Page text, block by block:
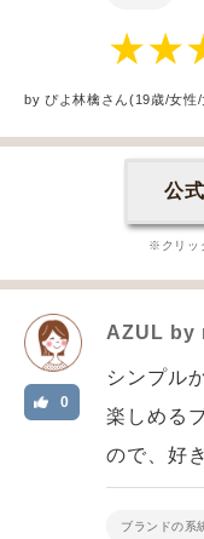
byぴよ林檎さん(19歳/女性/
公
※クリッ
AZUL by
0
シンプル
楽しめる
ので、好
ブランドの系